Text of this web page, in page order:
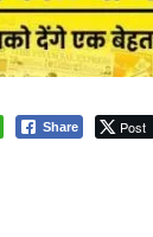
Share Post